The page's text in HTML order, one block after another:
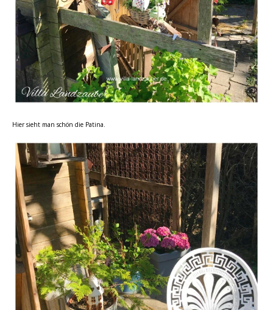
Hier sieht man schön die Patina.